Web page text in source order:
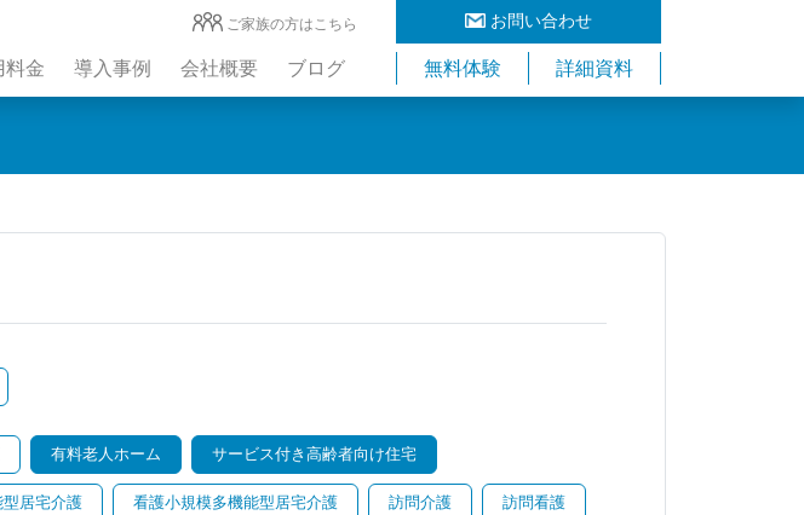
お問い合わせ
ご家族の方はこちら
料金 導入事例 会社概要 ブログ 無料体験 詳細資料
有料老人ホーム サービス付き高齢者向け住宅
居宅介護 看護小規模多機能型居宅介護 訪問介護 訪問看護